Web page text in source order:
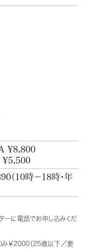
¥8,800
¥5,500
（10時－18時・年
ーに電話でお申し込みくだ
み￥2000（25歳以下／要